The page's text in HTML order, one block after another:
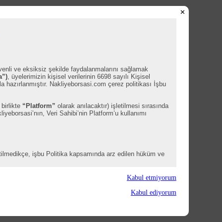
✕
ve eksiksiz şekilde faydalanmalarını sağlamak
, üyelerimizin kişisel verilerinin 6698 sayılı Kişisel
hazırlanmıştır. Nakliyeborsasi.com çerez politikası İşbu
birlikte “Platform” olarak anılacaktır) işletilmesi sırasında
Veri Sahibi’nin Platform’u kullanımı
işbu Politika kapsamında arz edilen hüküm ve
Kabul etmiyorum
Kabul ediyorum